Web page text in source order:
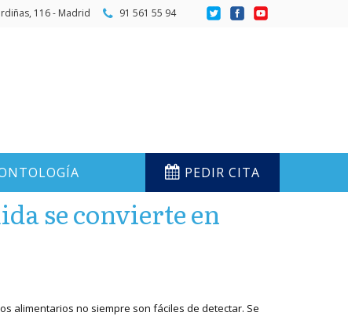
116 - Madrid 91 561 55 94
PEDIR CITA
se convierte en
alimentarios no siempre son fáciles de detectar. Se